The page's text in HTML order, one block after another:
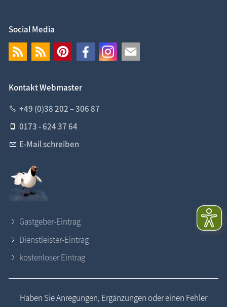
Social Media
Kontakt Webmaster
+49 (0)38 202 – 306 87
0173 - 624 37 64
E-Mail schreiben
Gastgeber-Eintrag
Dienstleister-Eintrag
kostenloser Eintrag
Haben Sie Anregungen, Ergänzungen oder einen Fehler